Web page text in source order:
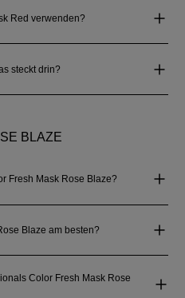
Red verwenden?
steckt drin?
BLAZE
Fresh Mask Rose Blaze?
Blaze am besten?
Color Fresh Mask Rose